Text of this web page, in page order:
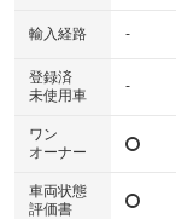
輸入経路 -
登録済
未使用車
-
ワン
オーナー
車両状態
評価書